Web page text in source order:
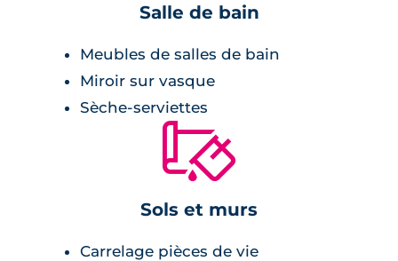
brande baie vitrée,
volets roulants électriques,
rangements.
meuble-vasque avec miroir.
Salle de bain
Meubles de salles de bain
Miroir sur vasque
Sèche-serviettes
🔨
Sols et murs
Carrelage pièces de vie